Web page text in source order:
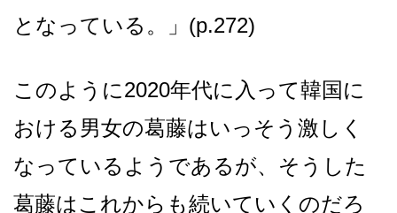
となっている。」(p.272)
このように2020年代に入って韓国に
おける男女の葛藤はいっそう激しく
なっているようであるが、そうした
葛藤はこれからも続いていくのだろ